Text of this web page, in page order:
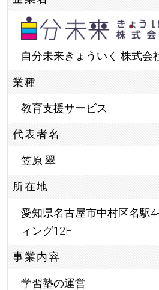
自分未来きょういく 株式会
業種
教育支援サービス
代表者名
笠原 翠
所在地
愛知県名古屋市中村区名駅
ィング12F
事業内容
学習塾の運営